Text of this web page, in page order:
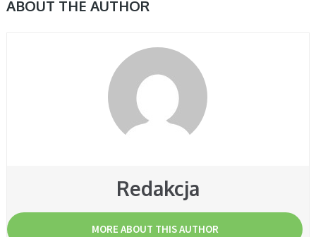
ABOUT THE AUTHOR
Redakcja
MORE ABOUT THIS AUTHOR